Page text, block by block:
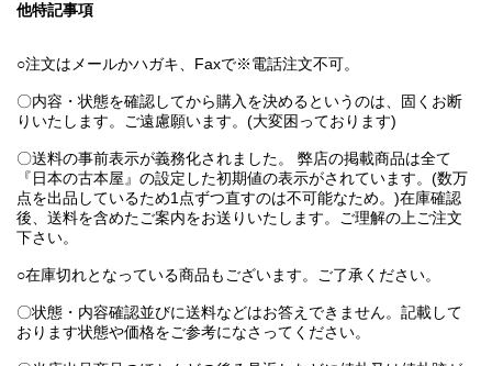
他特記事項
○注文はメールかハガキ、Faxで※電話注文不可。
〇内容・状態を確認してから購入を決めるというのは、固くお断
りいたします。ご遠慮願います。(大変困っております)
〇送料の事前表示が義務化されました。 弊店の掲載商品は全て
『日本の古本屋』の設定した初期値の表示がされています。(数万
点を出品しているため1点ずつ直すのは不可能なため。)在庫確認
後、送料を含めたご案内をお送りいたします。ご理解の上ご注文
下さい。
○在庫切れとなっている商品もございます。ご了承ください。
〇状態・内容確認並びに送料などはお答えできません。記載して
おります状態や価格をご参考になさってください。